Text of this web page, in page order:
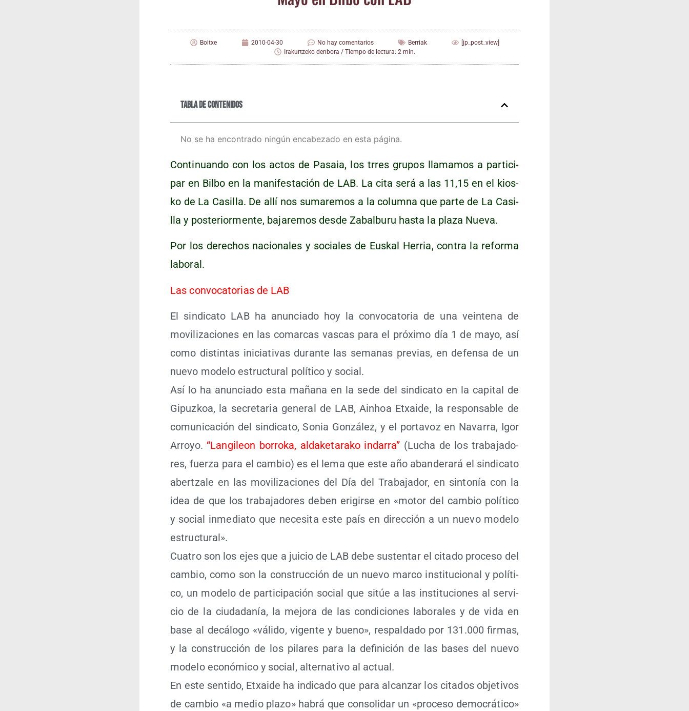
Boltxe 2010-04-30 No hay comentarios Berriak
[jp_post_view]
Irakurtzeko denbora / Tiempo de lectura: 2 min.
Tabla de contenidos
No se ha encontrado ningún encabezado en esta página.
Con­ti­nuan­do con los actos de Pasaia, los trres gru­pos lla­ma­mos a par­ti­ci­
par en Bil­bo en la mani­fes­ta­ción de LAB. La cita será a las 11,15 en el kios­
ko de La Casi­lla. De allí nos suma­re­mos a la colum­na que par­te de La Casi­
lla y pos­te­rior­men­te, baja­re­mos des­de Zabal­bu­ru has­ta la pla­za Nueva.
Por los dere­chos nacio­na­les y socia­les de Eus­kal Herria, con­tra la refor­ma
laboral.
Las con­vo­ca­to­rias de LAB
El sin­di­ca­to LAB ha anun­cia­do hoy la con­vo­ca­to­ria de una vein­te­na de
movi­li­za­cio­nes en las comar­cas vas­cas para el pró­xi­mo día 1 de mayo, así
como dis­tin­tas ini­cia­ti­vas duran­te las sema­nas pre­vias, en defen­sa de un
nue­vo mode­lo estruc­tu­ral polí­ti­co y social.
Así lo ha anun­cia­do esta maña­na en la sede del sin­di­ca­to en la capi­tal de
Gipuz­koa, la secre­ta­ria gene­ral de LAB, Ainhoa Etxai­de, la res­pon­sa­ble de
comu­ni­ca­ción del sin­di­ca­to, Sonia Gon­zá­lez, y el por­ta­voz en Nava­rra, Igor
Arro­yo. “Lan­gi­leon borro­ka, alda­ke­ta­ra­ko inda­rra” (Lucha de los tra­ba­ja­do­
res, fuer­za para el cam­bio) es el lema que este año aban­de­ra­rá el sin­di­ca­to
aber­tza­le en las movi­li­za­cio­nes del Día del Tra­ba­ja­dor, en sin­to­nía con la
idea de que los tra­ba­ja­do­res deben eri­gir­se en «motor del cam­bio polí­ti­co
y social inme­dia­to que nece­si­ta este país en direc­ción a un nue­vo mode­lo
estructural».
Cua­tro son los ejes que a jui­cio de LAB debe sus­ten­tar el cita­do pro­ce­so del
cam­bio, como son la cons­truc­ción de un nue­vo mar­co ins­ti­tu­cio­nal y polí­ti­
co, un mode­lo de par­ti­ci­pa­ción social que sitúe a las ins­ti­tu­cio­nes al ser­vi­
cio de la ciu­da­da­nía, la mejo­ra de las con­di­cio­nes labo­ra­les y de vida en
base al decá­lo­go «váli­do, vigen­te y bueno», res­pal­da­do por 131.000 fir­mas,
y la cons­truc­ción de los pila­res para la defi­ni­ción de las bases del nue­vo
mode­lo eco­nó­mi­co y social, alter­na­ti­vo al actual.
En este sen­ti­do, Etxai­de ha indi­ca­do que para alcan­zar los cita­dos obje­ti­vos
de cam­bio «a medio pla­zo» habrá que con­so­li­dar un «pro­ce­so demo­crá­ti­co»